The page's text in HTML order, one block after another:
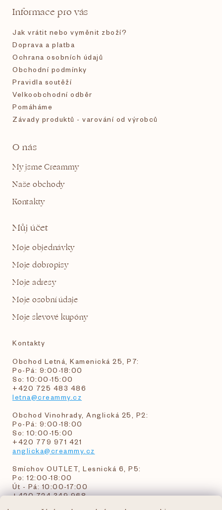
Informace pro vás
Jak vrátit nebo vyměnit zboží?
Doprava a platba
Ochrana osobních údajů
Obchodní podmínky
Pravidla soutěží
Velkoobchodní odběr
Pomáháme
Závady produktů - varování od výrobců
O nás
My jsme Creammy
Naše obchody
Kontakty
Můj účet
Moje objednávky
Moje dobropisy
Moje adresy
Moje osobní údaje
Moje slevové kupóny
Kontakty
Obchod Letná, Kamenická 25, P7:
Po-Pá: 9:00-18:00
So: 10:00-15:00
+420 725 483 486
letna@creammy.cz
Obchod Vinohrady, Anglická 25, P2:
Po-Pá: 9:00-18:00
So: 10:00-15:00
+420 779 971 421
anglicka@creammy.cz
Smíchov OUTLET, Lesnická 6, P5:
Po: 12:00-18:00
Út - Pá: 10:00-17:00
+420 724 349 968